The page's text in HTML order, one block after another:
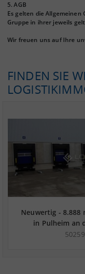
5. AGB
Es gelten die
Gruppe in ihrer jeweils
Wir freuen uns auf Ihre
FINDEN SIE
Neuwertig - 8.888
in Pulheim an
Landkreis
50259